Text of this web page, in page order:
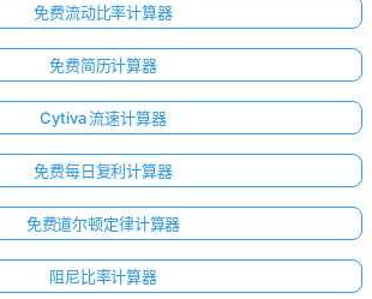
免费流动比率计算器
免费简历计算器
Cytiva 流速计算器
免费每日复利计算器
免费道尔顿定律计算器
阻尼比率计算器